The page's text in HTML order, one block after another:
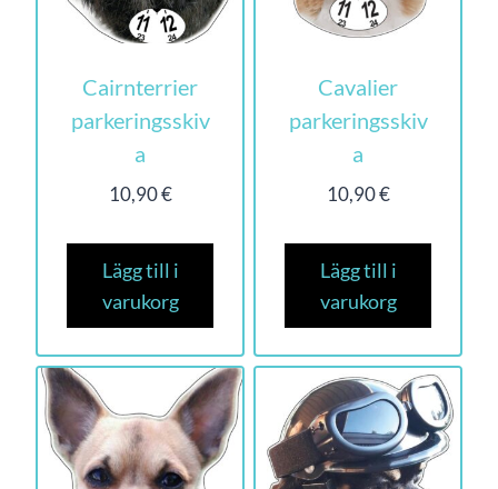
Cairnterrier
parkeringsskiv
a
10,90€
Lägg till i
varukorg
Cavalier
parkeringsskiv
a
10,90€
Lägg till i
varukorg